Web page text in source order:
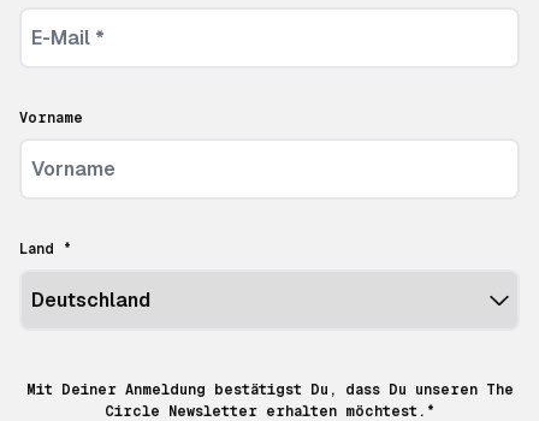
Vorname
Land *
Mit Deiner Anmeldung bestätigst Du, dass Du unseren The
Circle Newsletter erhalten möchtest.*